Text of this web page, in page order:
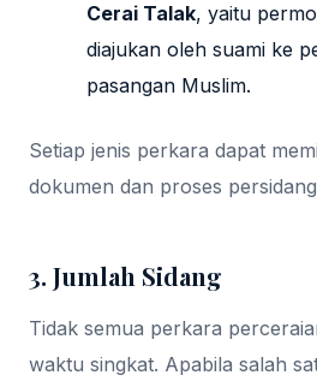
Cerai Talak, yaitu
diajukan oleh suami ke
pasangan Muslim.
Setiap jenis perkara dapat
dokumen dan proses
3. Jumlah Sidang
Tidak semua perkara
waktu singkat. Apabila salah